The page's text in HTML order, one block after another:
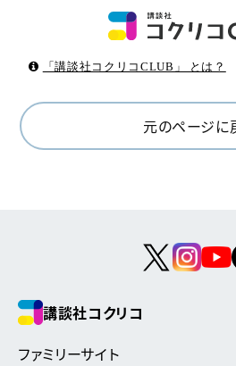
「講談社コクリコCLUB」 とは？
元のページに
講談社コクリコ
ファミリーサイト